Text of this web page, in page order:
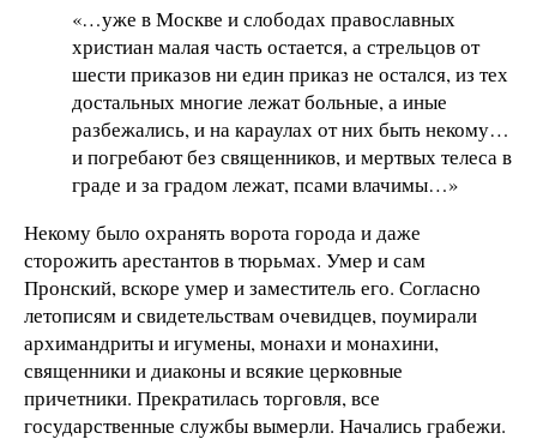
«…уже в Москве и слободах православных
христиан малая часть остается, а стрельцов от
шести приказов ни един приказ не остался, из тех
достальных многие лежат больные, а иные
разбежались, и на караулах от них быть некому…
и погребают без священников, и мертвых телеса в
граде и за градом лежат, псами влачимы…»
Некому было охранять ворота города и даже
сторожить арестантов в тюрьмах. Умер и сам
Пронский, вскоре умер и заместитель его. Согласно
летописям и свидетельствам очевидцев, поумирали
архимандриты и игумены, монахи и монахини,
священники и диаконы и всякие церковные
причетники. Прекратилась торговля, все
государственные службы вымерли. Начались грабежи.